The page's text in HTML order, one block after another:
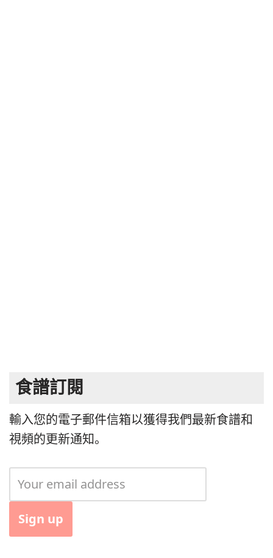
食譜訂閱
輸入您的電子郵件信箱以獲得我們最新食譜和
視頻的更新通知。